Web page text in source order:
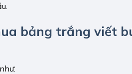
bảng trắng viết